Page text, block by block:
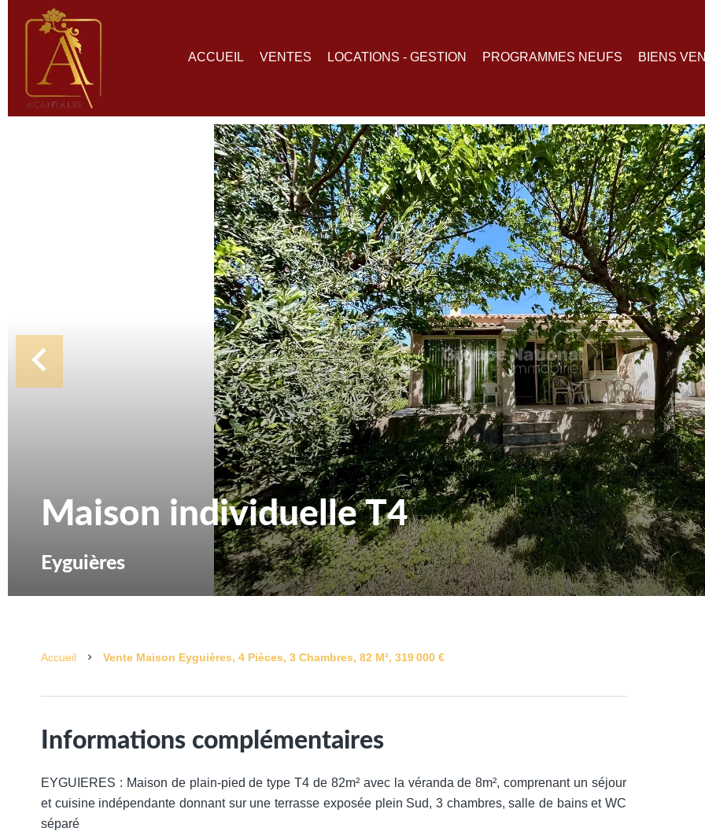
ACCUEIL VENTES LOCATIONS - GESTION PROGRAMMES NEUFS BIENS
Maison individuelle T4
Eyguières
Accueil Vente Maison Eyguières, 4 Pièces, 3 Chambres, 82 M², 319 000 €
Informations complémentaires
EYGUIERES : Maison de plain-pied de type T4 de 82m² avec la véranda de 8m², comprenant un séjour
et cuisine indépendante donnant sur une terrasse exposée plein Sud, 3 chambres, salle de bains et WC
séparé